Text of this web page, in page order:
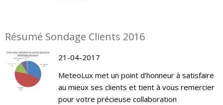
Résumé Sondage Clients 2016
21-04-2017
MeteoLux met un point d’honneur à satisfaire
au mieux ses clients et tient à vous remercier
pour votre précieuse collaboration